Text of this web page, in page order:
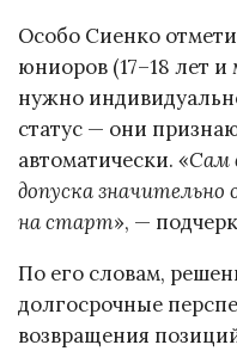
Особо Сиенко
юниоров (17–18 лет
нужно
статус — они
автоматически. «Сам
допуска значительно
на старт», —
По его словам,
долгосрочные
возвращения